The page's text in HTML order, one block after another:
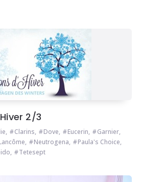
2/3
, Clarins, Dove, Eucerin, Garnier,
, Neutrogena, Paula's Choice,
, Tetesept